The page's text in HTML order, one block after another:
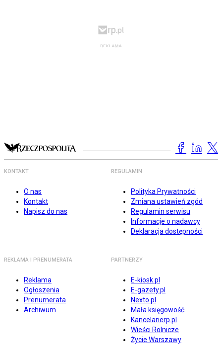
KONTAKT
O nas
Kontakt
Napisz do nas
REGULAMIN
Polityka Prywatności
Zmiana ustawień zgód
Regulamin serwisu
Informacje o nadawcy
Deklaracja dostępności
REKLAMA I PRENUMERATA
Reklama
Ogłoszenia
Prenumerata
Archiwum
PARTNERZY
E-kiosk.pl
E-gazety.pl
Nexto.pl
Mała księgowość
Kancelarierp.pl
Wieści Rolnicze
Życie Warszawy